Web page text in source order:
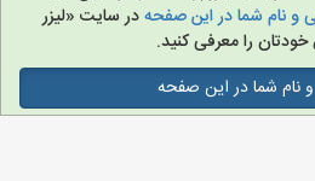
و نام شما در این صفحهدر سایت «لیزر
را معرفی کنید.
نام شما در این صفحه